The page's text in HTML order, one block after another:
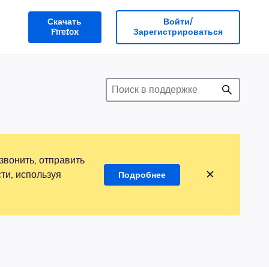
Скачать
Firefox
Войти/
Зарегистрироваться
отправить
используя
Подробнее